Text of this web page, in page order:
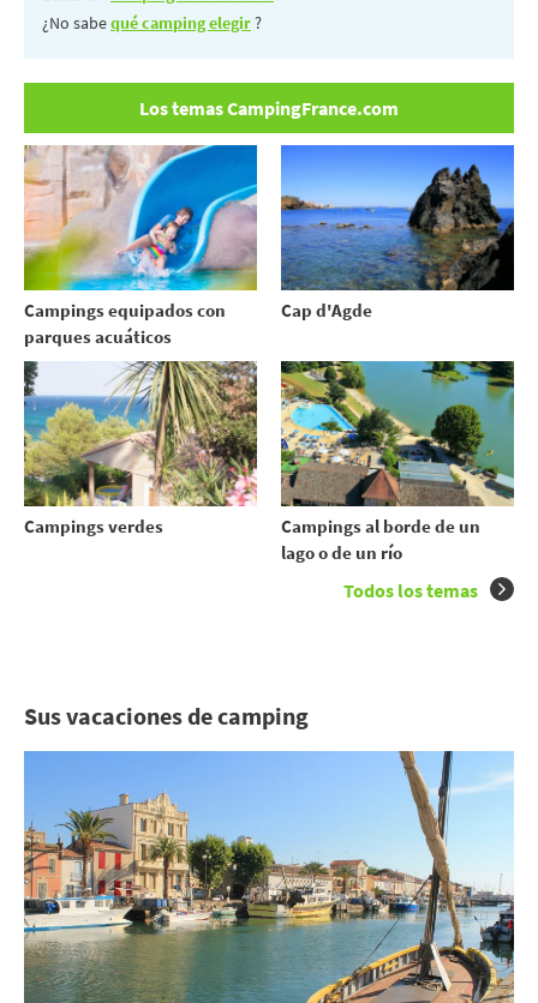
¿No sabequé camping elegir?
Los temas CampingFrance.com
Campings equipados con
parques acuáticos
Cap d'Agde
Campings verdes
Campings al borde de un
lago o de un río
Todos los temas
Sus vacaciones de camping